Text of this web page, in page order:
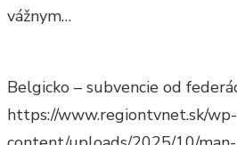
vážnym…
Belgicko – subvencie od
https://www.regiontvnet.sk/wp-